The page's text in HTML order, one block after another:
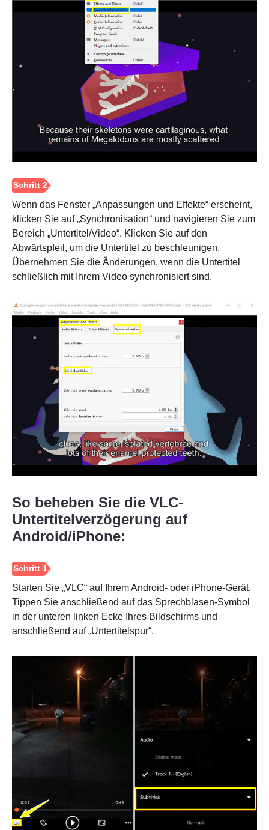
Schritt 2.
Wenn das Fenster „Anpassungen und Effekte“ erscheint,
klicken Sie auf „Synchronisation“ und navigieren Sie zum
Bereich „Untertitel/Video“. Klicken Sie auf den
Abwärtspfeil, um die Untertitel zu beschleunigen.
Übernehmen Sie die Änderungen, wenn die Untertitel
schließlich mit Ihrem Video synchronisiert sind.
So beheben Sie die VLC-
Untertitelverzögerung auf
Android/iPhone:
Starten Sie „VLC“ auf Ihrem Android- oder iPhone-Gerät.
Tippen Sie anschließend auf das Sprechblasen-Symbol
in der unteren linken Ecke Ihres Bildschirms und
anschließend auf „Untertitelspur“.